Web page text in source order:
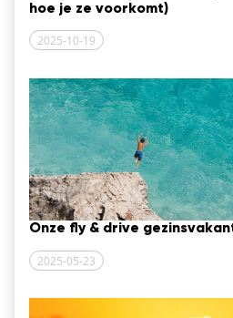
hoe je ze voorkomt)
2025-10-19
Onze fly & drive
2025-05-23